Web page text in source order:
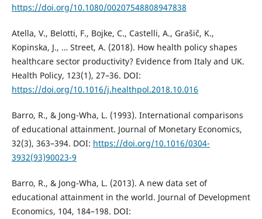
https://doi.org/10.1080/00207548808947838
Atella, V., Belotti, F., Bojke, C., Castelli, A., Grašič, K.,
Kopinska, J., … Street, A. (2018). How health policy shapes
healthcare sector productivity? Evidence from Italy and UK.
Health Policy, 123(1), 27–36. DOI:
https://doi.org/10.1016/j.healthpol.2018.10.016
Barro, R., & Jong-Wha, L. (1993). International comparisons
of educational attainment. Journal of Monetary Economics,
32(3), 363–394. DOI: https://doi.org/10.1016/0304-
3932(93)90023-9
Barro, R., & Jong-Wha, L. (2013). A new data set of
educational attainment in the world. Journal of Development
Economics, 104, 184–198. DOI: